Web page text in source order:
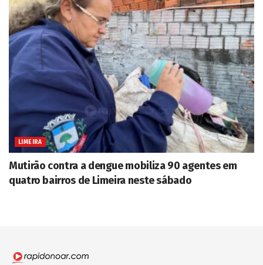
LIMEIRA
Mutirão contra a dengue mobiliza 90 agentes em
quatro bairros de Limeira neste sábado